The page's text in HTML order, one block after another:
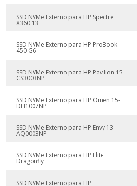
SSD NVMe Externo para HP Spectre
X360 13
SSD NVMe Externo para HP ProBook
450 G6
SSD NVMe Externo para HP Pavilion 15-
CS3003NP
SSD NVMe Externo para HP Omen 15-
DH1007NP
SSD NVMe Externo para HP Envy 13-
AQ0003NP
SSD NVMe Externo para HP Elite
Dragonfly
SSD NVMe Externo para HP